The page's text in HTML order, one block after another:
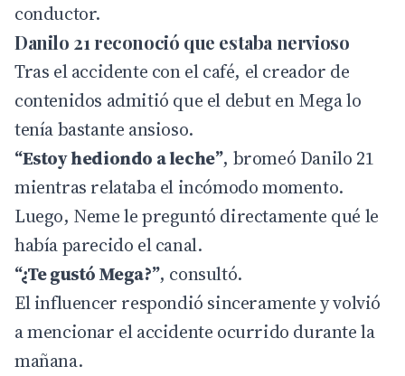
conductor.
Danilo 21 reconoció que estaba nervioso
Tras el accidente con el café, el creador de
contenidos admitió que el debut en Mega lo
tenía bastante ansioso.
“Estoy hediondo a leche”, bromeó Danilo 21
mientras relataba el incómodo momento.
Luego, Neme le preguntó directamente qué le
había parecido el canal.
“¿Te gustó Mega?”, consultó.
El influencer respondió sinceramente y volvió
a mencionar el accidente ocurrido durante la
mañana.